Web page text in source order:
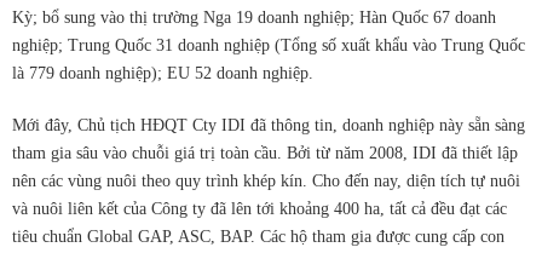
Kỳ; bổ sung vào thị trường Nga 19 doanh nghiệp; Hàn Quốc 67 doanh
nghiệp; Trung Quốc 31 doanh nghiệp (Tổng số xuất khẩu vào Trung Quốc
là 779 doanh nghiệp); EU 52 doanh nghiệp.
Mới đây, Chủ tịch HĐQT Cty IDI đã thông tin, doanh nghiệp này sẵn sàng
tham gia sâu vào chuỗi giá trị toàn cầu. Bởi từ năm 2008, IDI đã thiết lập
nên các vùng nuôi theo quy trình khép kín. Cho đến nay, diện tích tự nuôi
và nuôi liên kết của Công ty đã lên tới khoảng 400 ha, tất cả đều đạt các
tiêu chuẩn Global GAP, ASC, BAP. Các hộ tham gia được cung cấp con